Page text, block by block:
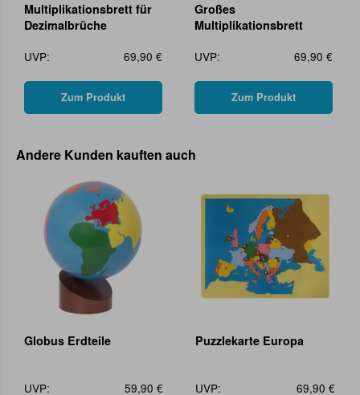
Multiplikationsbrett für
Dezimalbrüche
UVP:
69,90 €
Zum Produkt
Großes
Multiplikationsbrett
UVP:
69,90 €
Zum Produkt
Andere Kunden kauften auch
Globus Erdteile
UVP: 59,90 €
Puzzlekarte Europa
UVP: 69,90 €